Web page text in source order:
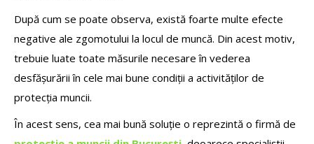
După cum se poate observa, există foarte multe efecte
negative ale zgomotului la locul de muncă. Din acest motiv,
trebuie luate toate măsurile necesare în vederea
desfășurării în cele mai bune condiții a activităților de
protecția muncii.
În acest sens, cea mai bună soluție o reprezintă o firmă de